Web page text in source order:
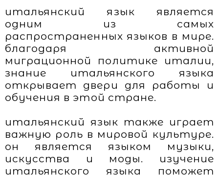
итальянский язык является
одним из самых
распространенных языков в мире.
благодаря активной
миграционной политике италии,
знание итальянского языка
открывает двери для работы и
обучения в этой стране.
итальянский язык также играет
важную роль в мировой культуре.
он является языком музыки,
искусства и моды. изучение
итальянского языка поможет